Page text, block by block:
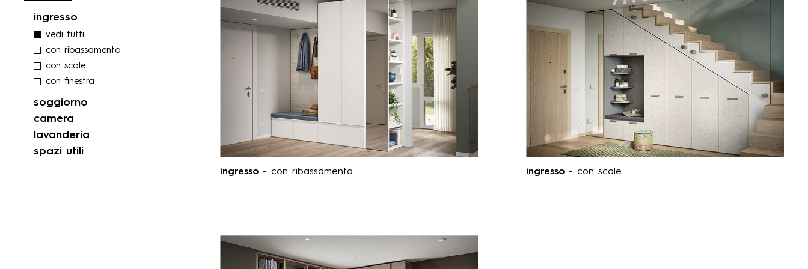
ingresso - con ribassamento ingresso - con scale
ingresso
vedi tutti
con ribassamento
con scale
con finestra
soggiorno
camera
lavanderia
spazi utili